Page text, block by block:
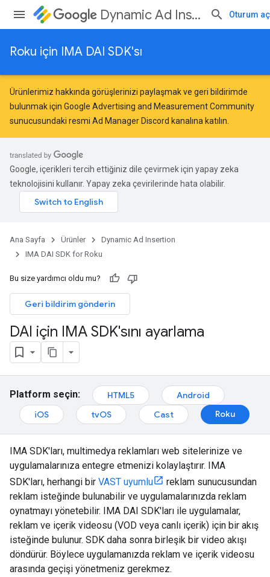
Dynamic Ad Insertion Oturum aç
Roku için IMA DAI SDK'sı
Ürünlerimiz hakkında görüşlerinizi paylaşmak ve geri bildirimde
bulunmak için Google Advertising and Measurement Community
sunucusundaki resmi Ad Manager Discord kanalına katılın.
Google, içerikleri tercih ettiğiniz dile çevirmek için yapay zeka
teknolojisini kullanır. Yapay zeka çevirilerinde hata olabilir.
Ana Sayfa Ürünler
Dynamic Ad Insertion
IMA DAI SDK for Roku
Bu size yardımcı oldu mu?
Geri bildirim gönderin
DAI için IMA SDK'sını ayarlama
Platform seçin: HTML5
Android
iOS
tvOS Cast Roku
IMA SDK'ları, multimedya reklamları web sitelerinize ve
uygulamalarınıza entegre etmenizi kolaylaştırır. IMA
SDK'ları, herhangi bir VAST uyumlu
reklam sunucusundan
reklam isteğinde bulunabilir ve uygulamalarınızda reklam
oynatmayı yönetebilir. IMA DAI SDK'ları ile uygulamalar,
reklam ve içerik videosu (VOD veya canlı içerik) için bir akış
isteğinde bulunur. SDK daha sonra birleşik bir video akışı
döndürür. Böylece uygulamanızda reklam ve içerik videosu
arasında geçişi yönetmeniz gerekmez.